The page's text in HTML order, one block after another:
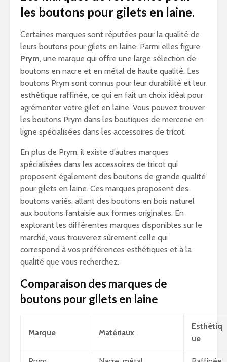
les boutons pour gilets en laine.
Certaines marques sont réputées pour la qualité de
leurs boutons pour gilets en laine. Parmi elles figure
Prym, une marque qui offre une large sélection de
boutons en nacre et en métal de haute qualité. Les
boutons Prym sont connus pour leur durabilité et leur
esthétique raffinée, ce qui en fait un choix idéal pour
agrémenter votre gilet en laine. Vous pouvez trouver
les boutons Prym dans les boutiques de mercerie en
ligne spécialisées dans les accessoires de tricot.
En plus de Prym, il existe d’autres marques
spécialisées dans les accessoires de tricot qui
proposent également des boutons de grande qualité
pour gilets en laine. Ces marques proposent des
boutons variés, allant des boutons en bois naturel
aux boutons fantaisie aux formes originales. En
explorant les différentes marques disponibles sur le
marché, vous trouverez sûrement celle qui
correspond à vos préférences esthétiques et à la
qualité que vous recherchez.
Comparaison des marques de
boutons pour gilets en laine
Marque Matériaux
Esthétiq
ue